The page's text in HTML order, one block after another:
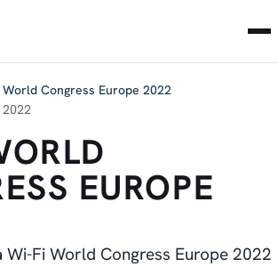
Congress Europe 2022
2022
EUROPE
Wi-Fi World Congress Europe 2022